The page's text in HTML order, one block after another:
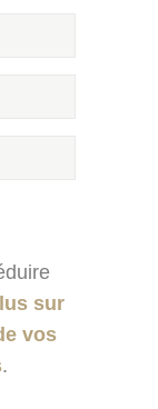
sur
vos
.